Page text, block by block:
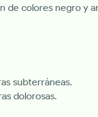
de colores negro y
subterráneas.
dolorosas.